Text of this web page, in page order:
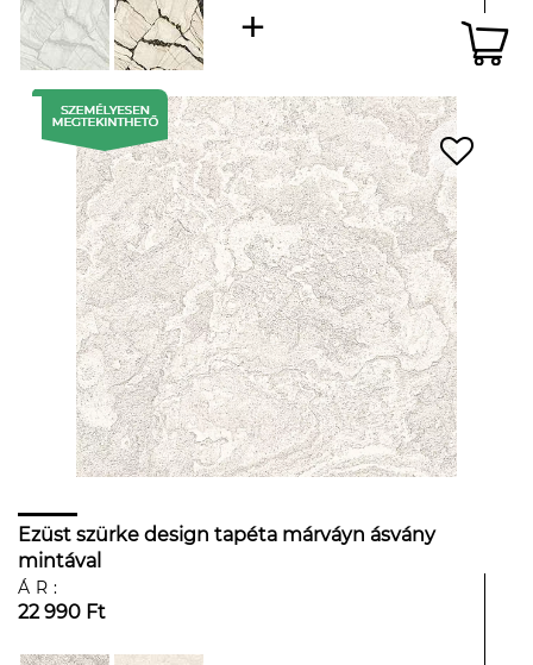
Ezüst szürke design tapéta márváyn ásvány
mintával
ÁR:
22 990 Ft